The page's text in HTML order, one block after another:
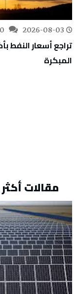
2026-08-03
المبكرة
مقالات